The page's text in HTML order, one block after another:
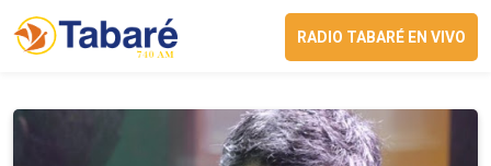
RADIO TABARÉ EN VIVO